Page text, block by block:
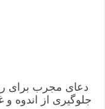
دعای مجرب برای
جلوگیری از اندوه